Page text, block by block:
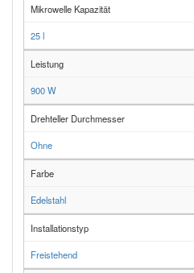
Mikrowelle Kapazität
25 l
Leistung
900 W
Drehteller Durchmesser
Ohne
Farbe
Edelstahl
Installationstyp
Freistehend